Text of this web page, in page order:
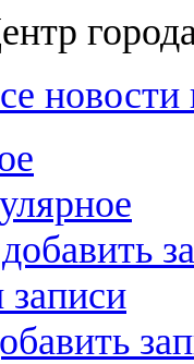
города
новости